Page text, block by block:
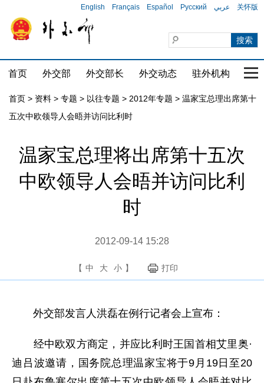
English Français Español Русский عربي 关怀版
首页 外交部 外交部长 外交动态 驻外机构 国
首页 > 资料 > 专题 > 以往专题 > 2012年专题 > 温家宝总理出席第十
五次中欧领导人会晤并访问比利时
温家宝总理将出席第十五次
中欧领导人会晤并访问比利
时
2012-09-14 15:28
【 中 大 小 】 打印
外交部发言人洪磊在例行记者会上宣布：
经中欧双方商定，并应比利时王国首相艾里奥·
迪吕波邀请，国务院总理温家宝将于9月19日至20